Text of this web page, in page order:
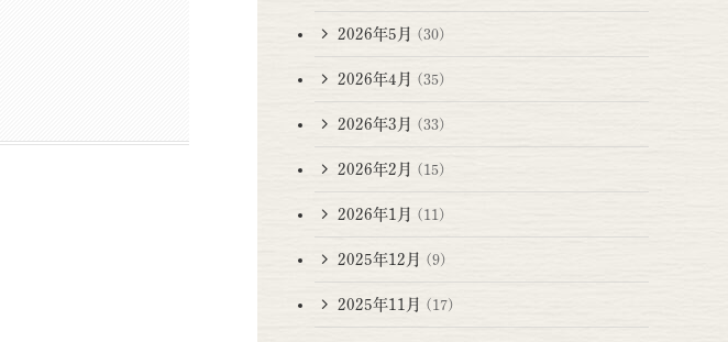
2026年5月 (30)
2026年4月 (35)
2026年3月 (33)
2026年2月 (15)
2026年1月 (11)
2025年12月 (9)
2025年11月 (17)